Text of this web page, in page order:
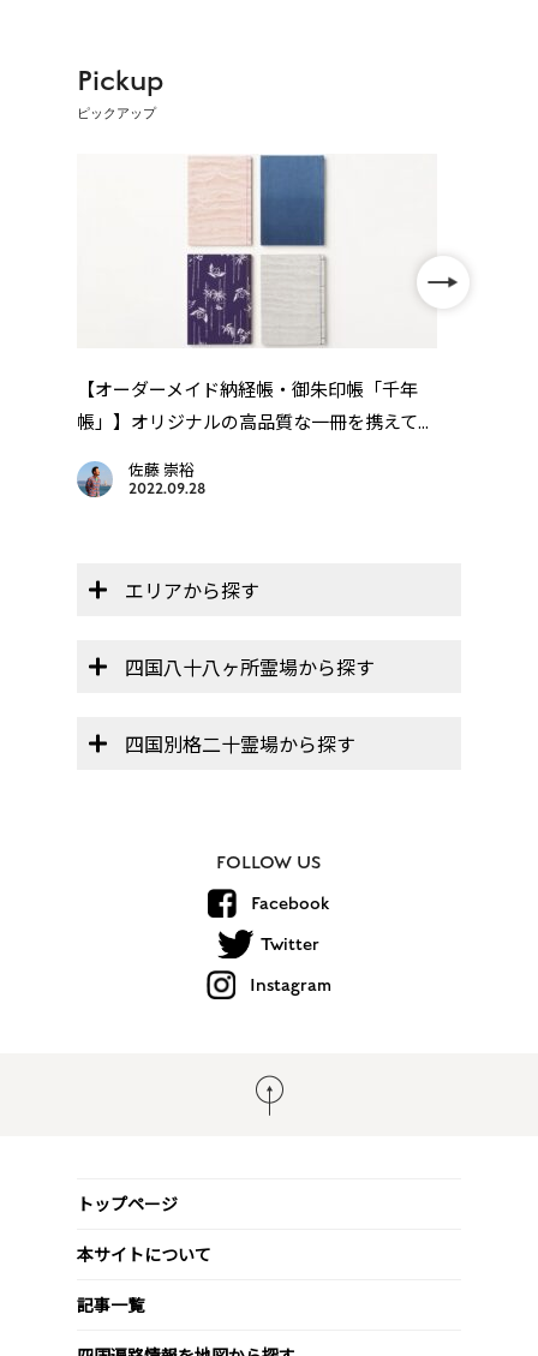
Pickup
ピックアップ
【オーダーメイド納経帳・御朱印帳「千年
帳」】オリジナルの高品質な一冊を携えて...
佐藤 崇裕
2022.09.28
エリアから探す
四国八十八ヶ所霊場から探す
四国別格二十霊場から探す
FOLLOW US
Facebook
Twitter
Instagram
トップページ
本サイトについて
記事一覧